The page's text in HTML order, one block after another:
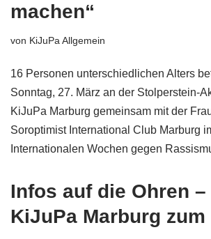
machen“
von KiJuPa Allgemein
16 Personen unterschiedlichen Alters
Sonntag, 27. März an der Stolperstein-
KiJuPa Marburg gemeinsam mit der
Soroptimist International Club Marburg
Internationalen Wochen gegen
Infos auf die Ohren –
KiJuPa Marburg zum